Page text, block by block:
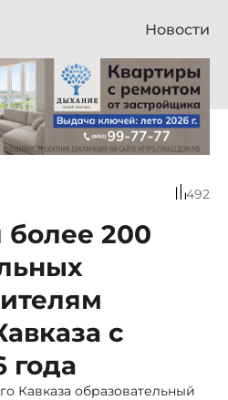
Новости
492
200
с
года
Кавказа образовательный